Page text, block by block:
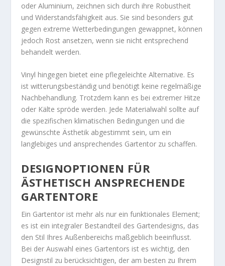
oder Aluminium, zeichnen sich durch ihre Robustheit
und Widerstandsfähigkeit aus. Sie sind besonders gut
gegen extreme Wetterbedingungen gewappnet, können
jedoch Rost ansetzen, wenn sie nicht entsprechend
behandelt werden.
Vinyl hingegen bietet eine pflegeleichte Alternative. Es
ist witterungsbeständig und benötigt keine regelmäßige
Nachbehandlung. Trotzdem kann es bei extremer Hitze
oder Kälte spröde werden. Jede Materialwahl sollte auf
die spezifischen klimatischen Bedingungen und die
gewünschte Ästhetik abgestimmt sein, um ein
langlebiges und ansprechendes Gartentor zu schaffen.
DESIGNOPTIONEN FÜR
ÄSTHETISCH ANSPRECHENDE
GARTENTORE
Ein Gartentor ist mehr als nur ein funktionales Element;
es ist ein integraler Bestandteil des Gartendesigns, das
den Stil Ihres Außenbereichs maßgeblich beeinflusst.
Bei der Auswahl eines Gartentors ist es wichtig, den
Designstil zu berücksichtigen, der am besten zu Ihrem